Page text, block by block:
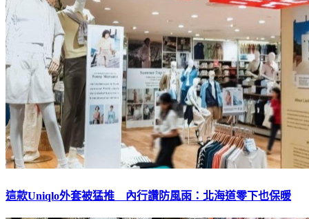
這款Uniqlo外套被猛推 內行讚防風雨：北海道零下也保暖